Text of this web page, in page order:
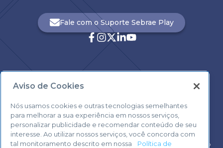
0800 570 0800
Fale com o Suporte Sebrae Play
Voltar ao topo
Aviso de Cookies
Nós usamos cookies e outras tecnologias semelhantes
para melhorar a sua experiência em nossos serviços,
personalizar publicidade e recomendar conteúdo de seu
interesse. Ao utilizar nossos serviços, você concorda com
tal monitoramento descrito em nossa
Política de